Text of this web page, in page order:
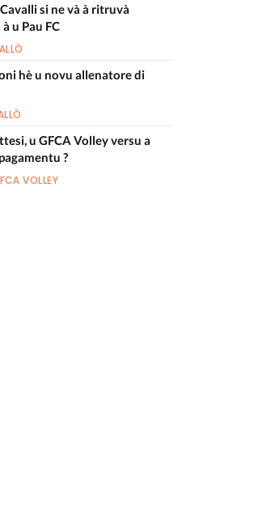
si ne và à ritruvà
u Pau FC
hè u novu allenatore di
u GFCA Volley versu a
?
VOLLEY